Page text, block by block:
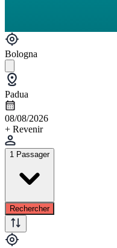
Bologna
Padua
08/08/2026
+ Revenir
1 Passager
Rechercher